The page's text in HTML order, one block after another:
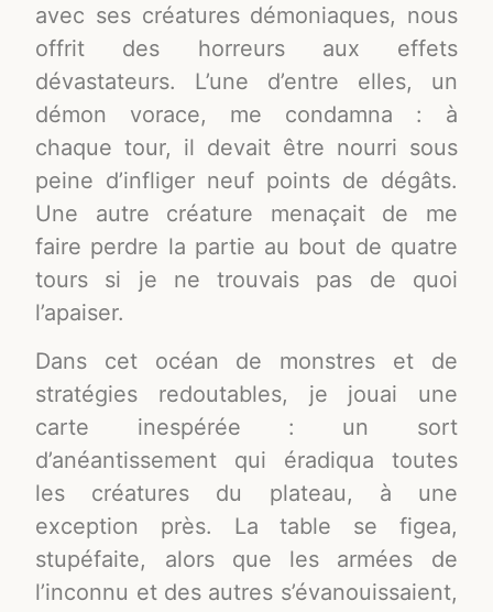
avec ses créatures démoniaques, nous
offrit des horreurs aux effets
dévastateurs. L’une d’entre elles, un
démon vorace, me condamna : à
chaque tour, il devait être nourri sous
peine d’infliger neuf points de dégâts.
Une autre créature menaçait de me
faire perdre la partie au bout de quatre
tours si je ne trouvais pas de quoi
l’apaiser.
Dans cet océan de monstres et de
stratégies redoutables, je jouai une
carte inespérée : un sort
d’anéantissement qui éradiqua toutes
les créatures du plateau, à une
exception près. La table se figea,
stupéfaite, alors que les armées de
l’inconnu et des autres s’évanouissaient,